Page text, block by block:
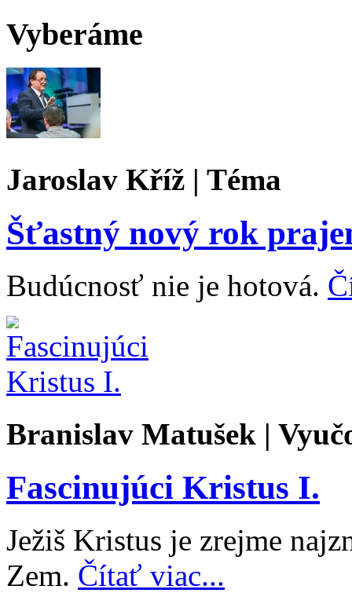
Vyberáme
Jaroslav Kříž | Téma
Šťastný nový rok
Budúcnosť nie je hotová.
Branislav Matušek |
Fascinujúci Kristus I.
Ježiš Kristus je zrejme
Zem. Čítať viac...